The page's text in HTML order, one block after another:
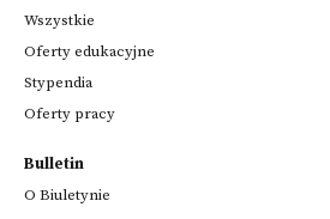
Wszystkie
Oferty edukacyjne
Stypendia
Oferty pracy
Bulletin
O Biuletynie